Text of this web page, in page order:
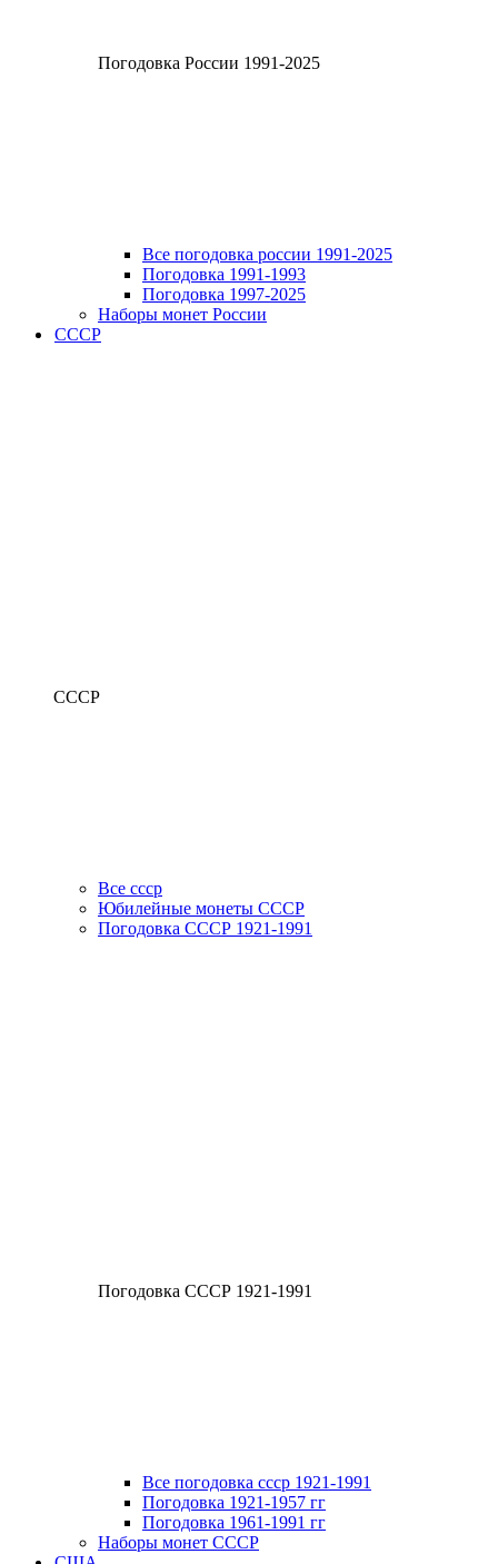
Погодовка России 1991-2025
Все погодовка россии 1991-2025
Погодовка 1991-1993
Погодовка 1997-2025
Наборы монет России
СССР
СССР
Все ссср
Юбилейные монеты СССР
Погодовка СССР 1921-1991
Погодовка СССР 1921-1991
Все погодовка ссср 1921-1991
Погодовка 1921-1957 гг
Погодовка 1961-1991 гг
Наборы монет СССР